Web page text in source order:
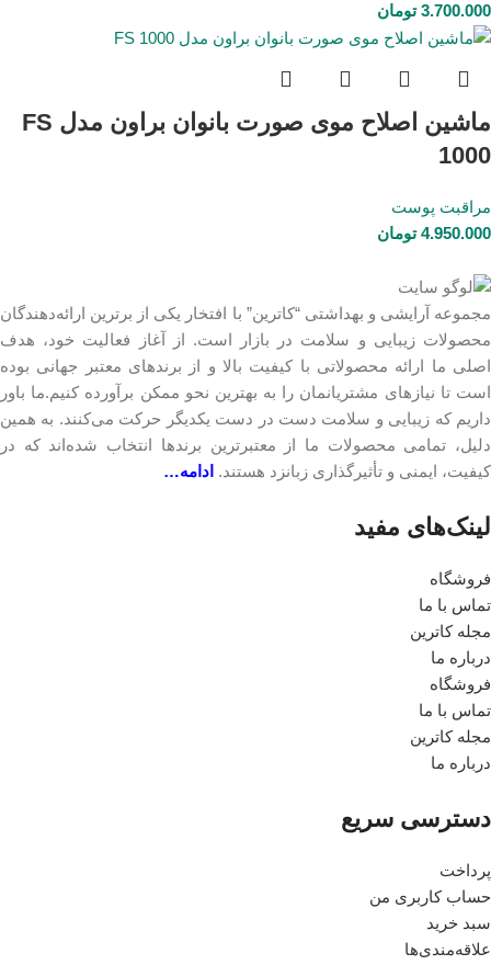
3.700.000 تومان
ماشین اصلاح موی صورت بانوان براون مدل FS
1000
مراقبت پوست
4.950.000 تومان
مجموعه آرایشی و بهداشتی “کاترین” با افتخار یکی از برترین ارائه‌دهندگان
محصولات زیبایی و سلامت در بازار است. از آغاز فعالیت خود، هدف
اصلی ما ارائه محصولاتی با کیفیت بالا و از برندهای معتبر جهانی بوده
است تا نیازهای مشتریانمان را به بهترین نحو ممکن برآورده کنیم.ما باور
داریم که زیبایی و سلامت دست در دست یکدیگر حرکت می‌کنند. به همین
دلیل، تمامی محصولات ما از معتبرترین برندها انتخاب شده‌اند که در
کیفیت، ایمنی و تأثیرگذاری زبانزد هستند. ادامه…
لینک‎‌های مفید
فروشگاه
تماس با ما
مجله کاترین
درباره ما
فروشگاه
تماس با ما
مجله کاترین
درباره ما
دسترسی سریع
پرداخت
حساب کاربری من
سبد خرید
علاقه‌مندی‌ها